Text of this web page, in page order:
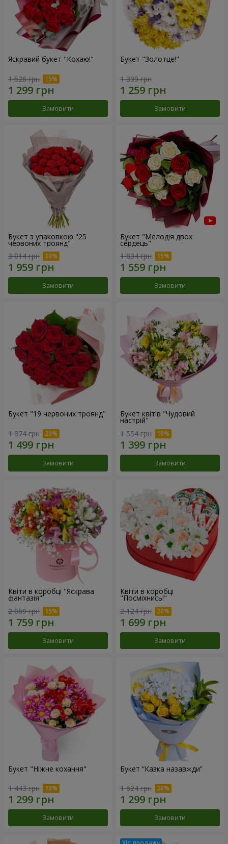
Яскравий букет "Кохаю!"
1 528 грн
Замовити
Букет "Золотце!"
1 399 грн
Замовити
Букет з упаковкою "25
червоних троянд"
3 014 грн
Замовити
Букет "Мелодія двох
сердець"
1 834 грн
Замовити
Букет "19 червоних троянд"
1 874 грн
Замовити
Букет квітів "Чудовий
настрій"
1 554 грн
Замовити
Квіти в коробці "Яскрава
фантазія"
2 069 грн
Замовити
Квіти в коробці
"Посміхнись!"
2 124 грн
Замовити
Букет "Ніжне кохання"
1 443 грн
Замовити
Букет “Казка назавжди”
1 624 грн
Замовити